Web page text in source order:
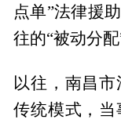
点单”法律援
往的“被动分配
以往，南昌
传统模式，